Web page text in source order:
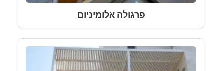
פרגולה אלומיניום